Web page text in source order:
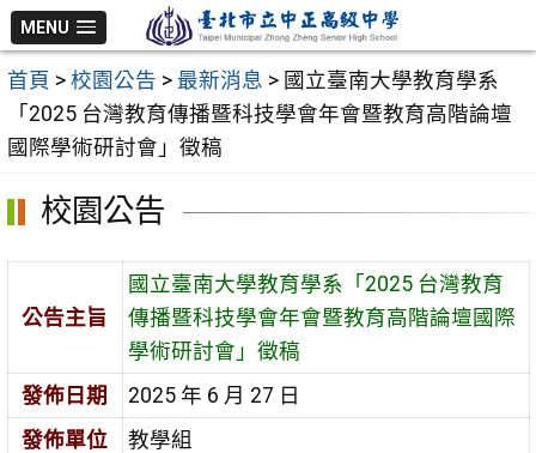
跳
至
主
內
MENU
首頁 > 校園公告 > 最新消息 > 國立臺南大學教育學系
「2025 台灣教育傳播暨科技學會年會暨教育高階論壇
國際學術研討會」徵稿
校園公告
公告主旨
國立臺南大學教育學系「2025 台灣教育
傳播暨科技學會年會暨教育高階論壇國際
學術研討會」徵稿
發佈日期
2025 年 6 月 27 日
發佈單位
教學組